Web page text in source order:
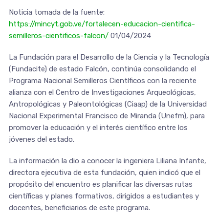
Noticia tomada de la fuente:
https://mincyt.gob.ve/fortalecen-educacion-cientifica-
semilleros-cientificos-falcon/01/04/2024
La Fundación para el Desarrollo de la Ciencia y la Tecnología
(Fundacite) de estado Falcón, continúa consolidando el
Programa Nacional Semilleros Científicos con la reciente
alianza con el Centro de Investigaciones Arqueológicas,
Antropológicas y Paleontológicas (Ciaap) de la Universidad
Nacional Experimental Francisco de Miranda (Unefm), para
promover la educación y el interés científico entre los
jóvenes del estado.
La información la dio a conocer la ingeniera Liliana Infante,
directora ejecutiva de esta fundación, quien indicó que el
propósito del encuentro es planificar las diversas rutas
científicas y planes formativos, dirigidos a estudiantes y
docentes, beneficiarios de este programa.